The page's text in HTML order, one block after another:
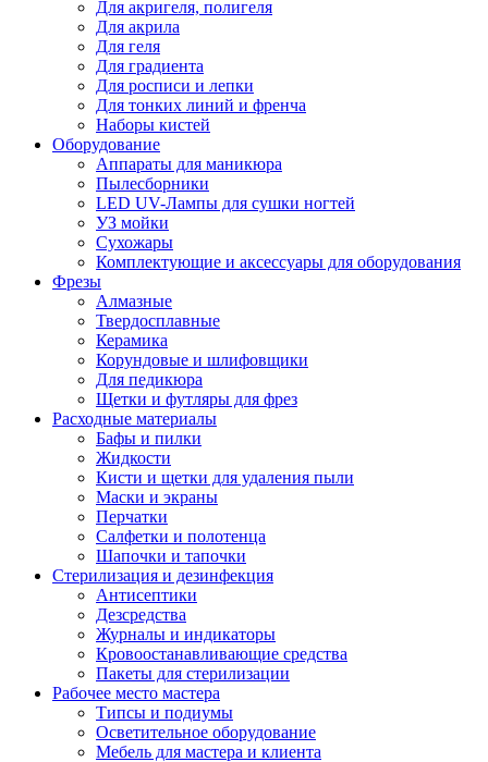
Для акригеля, полигеля
Для акрила
Для геля
Для градиента
Для росписи и лепки
Для тонких линий и френча
Наборы кистей
Оборудование
Аппараты для маникюра
Пылесборники
LED UV-Лампы для сушки ногтей
УЗ мойки
Сухожары
Комплектующие и аксессуары для оборудования
Фрезы
Алмазные
Твердосплавные
Керамика
Корундовые и шлифовщики
Для педикюра
Щетки и футляры для фрез
Расходные материалы
Бафы и пилки
Жидкости
Кисти и щетки для удаления пыли
Маски и экраны
Перчатки
Салфетки и полотенца
Шапочки и тапочки
Стерилизация и дезинфекция
Антисептики
Дезсредства
Журналы и индикаторы
Кровоостанавливающие средства
Пакеты для стерилизации
Рабочее место мастера
Типсы и подиумы
Осветительное оборудование
Мебель для мастера и клиента